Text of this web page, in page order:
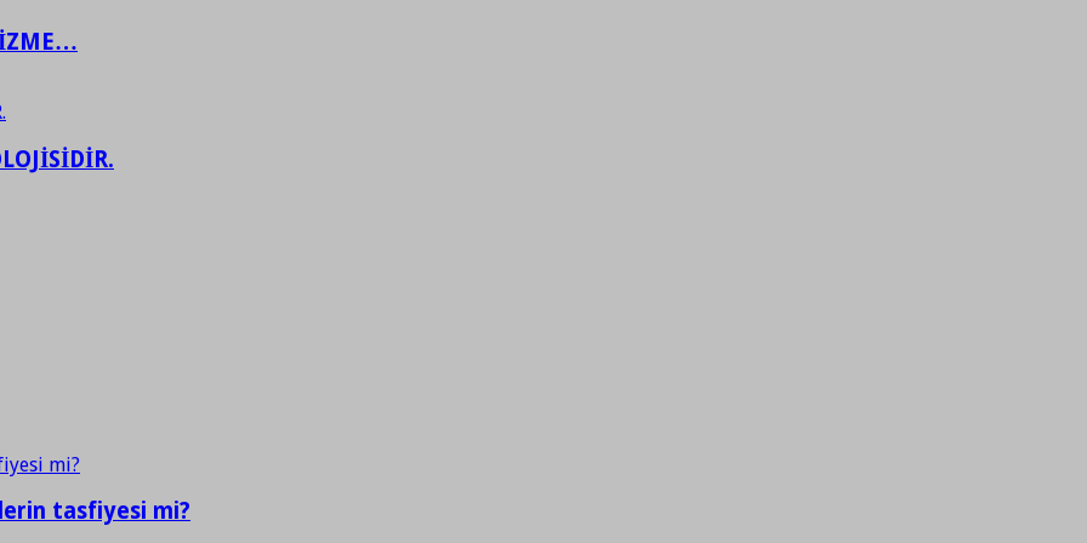
tasfiyesi mi?